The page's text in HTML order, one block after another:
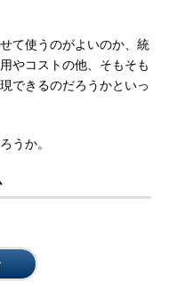
て使うのがよいのか、統
やコストの他、そもそも
できるのだろうかといっ
うか。